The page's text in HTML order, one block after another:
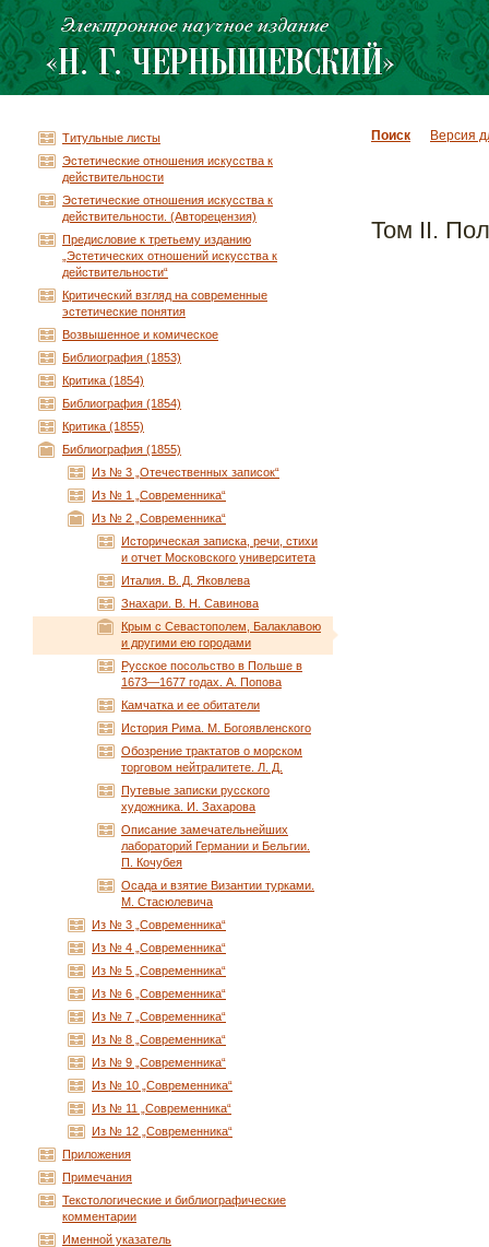
Титульные листы
Эстетические отношения искусства к
действительности
Эстетические отношения искусства к
действительности. (Авторецензия)
Предисловие к третьему изданию
„Эстетических отношений искусства к
действительности“
Критический взгляд на современные
эстетические понятия
Возвышенное и комическое
Библиография (1853)
Критика (1854)
Библиография (1854)
Критика (1855)
Библиография (1855)
Из № 3 „Отечественных записок“
Из № 1 „Современника“
Из № 2 „Современника“
Историческая записка, речи, стихи
и отчет Московского университета
Италия. В. Д. Яковлева
Знахари. В. Н. Савинова
Крым с Севастополем, Балаклавою
и другими ею городами
Русское посольство в Польше в
1673—1677 годах. А. Попова
Камчатка и ее обитатели
История Рима. М. Богоявленского
Обозрение трактатов о морском
торговом нейтралитете. Л. Д.
Путевые записки русского
художника. И. Захарова
Описание замечательнейших
лабораторий Германии и Бельгии.
П. Кочубея
Осада и взятие Византии турками.
М. Стасюлевича
Из № 3 „Современника“
Из № 4 „Современника“
Из № 5 „Современника“
Из № 6 „Современника“
Из № 7 „Современника“
Из № 8 „Современника“
Из № 9 „Современника“
Из № 10 „Современника“
Из № 11 „Современника“
Из № 12 „Современника“
Приложения
Примечания
Текстологические и библиографические
комментарии
Именной указатель
Поиск Версия
Том II.